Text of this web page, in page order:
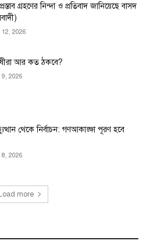
গ্রহণের নিন্দা ও প্রতিবাদ জানিয়েছে বাসদ
2026
আর কত ঠকবে?
2026
থেকে নির্বাচন: গণআকাঙ্ক্ষা পূরণ হবে
8, 2026
more